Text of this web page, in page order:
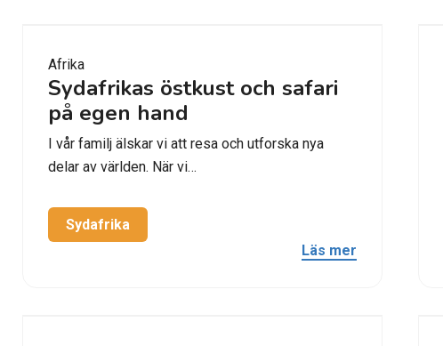
Afrika
Sydafrikas östkust och safari
på egen hand
I vår familj älskar vi att resa och utforska nya
delar av världen. När vi…
Sydafrika
Läs mer